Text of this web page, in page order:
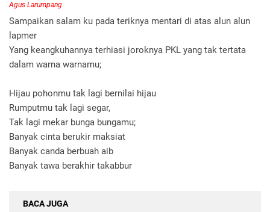
Agus Larumpang
Sampaikan salam ku pada teriknya mentari di atas alun alun
lapmer
Yang keangkuhannya terhiasi joroknya PKL yang tak tertata
dalam warna warnamu;
Hijau pohonmu tak lagi bernilai hijau
Rumputmu tak lagi segar,
Tak lagi mekar bunga bungamu;
Banyak cinta berukir maksiat
Banyak canda berbuah aib
Banyak tawa berakhir takabbur
BACA JUGA